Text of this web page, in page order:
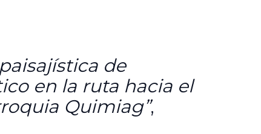
de
en la ruta hacia el
Quimiag”,